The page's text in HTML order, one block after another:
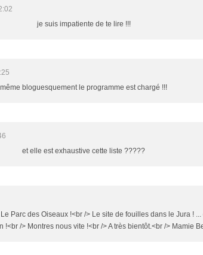
je suis impatiente de te lire !!!
même bloguesquement le programme est chargé !!!
et elle est exhaustive cette liste ?????
Parc des Oiseaux !<br /> Le site de fouilles dans le Jura ! ...
!<br /> Montres nous vite !<br /> A très bientôt.<br /> Mamie